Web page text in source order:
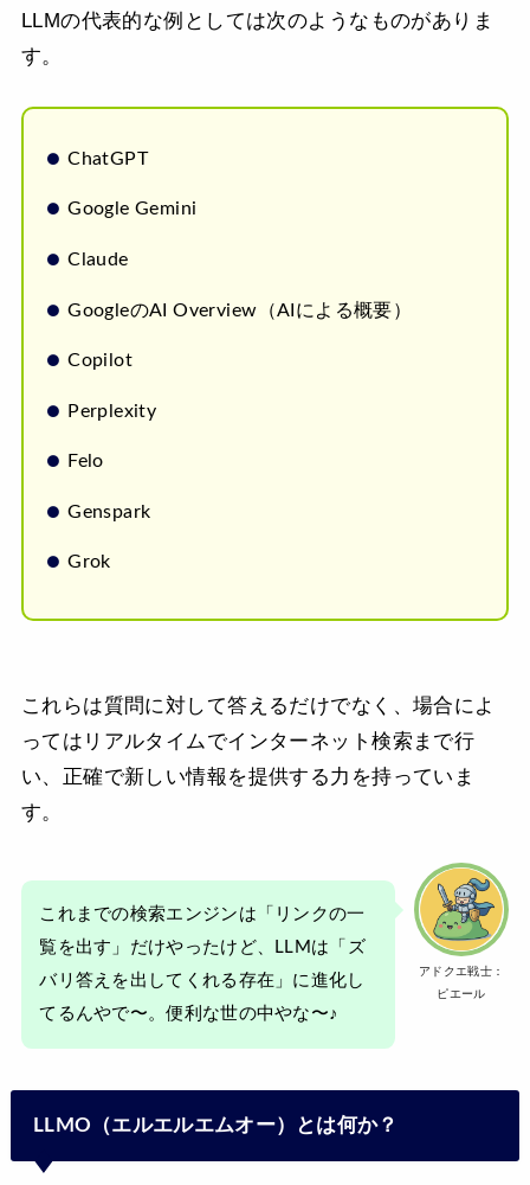
LLMの代表的な例としては次のようなものがありま
す。
ChatGPT
Google Gemini
Claude
GoogleのAI Overview（AIによる概要）
Copilot
Perplexity
Felo
Genspark
Grok
これらは質問に対して答えるだけでなく、場合によ
ってはリアルタイムでインターネット検索まで行
い、正確で新しい情報を提供する力を持っていま
す。
アドクエ戦士：
ピエール
これまでの検索エンジンは「リンクの一
覧を出す」だけやったけど、LLMは「ズ
バリ答えを出してくれる存在」に進化し
てるんやで〜。便利な世の中やな〜♪
LLMO（エルエルエムオー）とは何か？